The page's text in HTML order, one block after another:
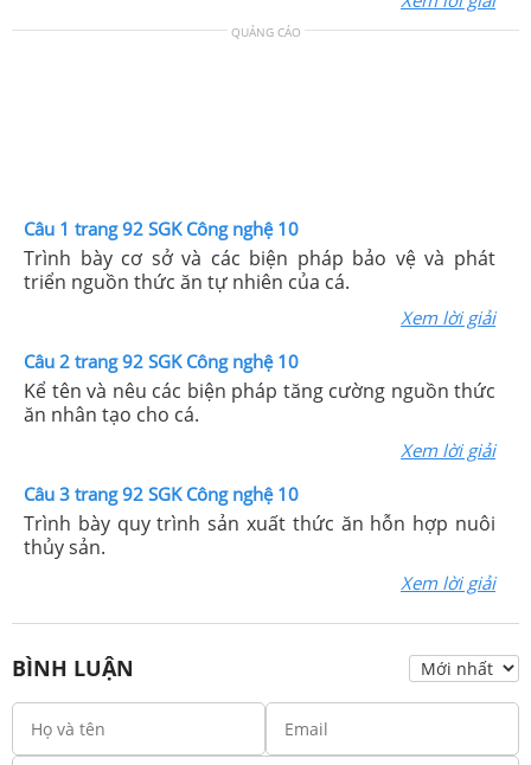
QUẢNG CÁO
Câu 1 trang 92 SGK Công nghệ 10
Trình bày cơ sở và các biện pháp bảo vệ và phát
triển nguồn thức ăn tự nhiên của cá.
Xem lời giải
Câu 2 trang 92 SGK Công nghệ 10
Kể tên và nêu các biện pháp tăng cường nguồn thức
ăn nhân tạo cho cá.
Xem lời giải
Câu 3 trang 92 SGK Công nghệ 10
Trình bày quy trình sản xuất thức ăn hỗn hợp nuôi
thủy sản.
Xem lời giải
BÌNH LUẬN